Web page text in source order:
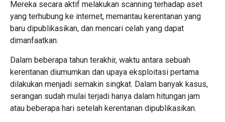
Mereka secara aktif melakukan scanning terhadap aset
yang terhubung ke internet, memantau kerentanan yang
baru dipublikasikan, dan mencari celah yang dapat
dimanfaatkan.
Dalam beberapa tahun terakhir, waktu antara sebuah
kerentanan diumumkan dan upaya eksploitasi pertama
dilakukan menjadi semakin singkat. Dalam banyak kasus,
serangan sudah mulai terjadi hanya dalam hitungan jam
atau beberapa hari setelah kerentanan dipublikasikan.